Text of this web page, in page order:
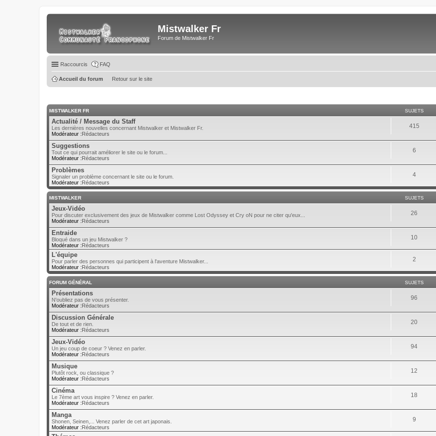
Mistwalker Fr
Forum de Mistwalker Fr
Raccourcis FAQ
Retour sur le site
Accueil du forum
MISTWALKER FR SUJETS
Actualité / Message du Staff
Les dernières nouvelles concernant Mistwalker et Mistwalker Fr.
Modérateur :Rédacteurs
415
Suggestions
Tout ce qui pourrait améliorer le site ou le forum...
Modérateur :Rédacteurs
6
Problèmes
Signaler un problème concernant le site ou le forum.
Modérateur :Rédacteurs
4
MISTWALKER SUJETS
Jeux-Vidéo
Pour discuter exclusivement des jeux de Mistwalker comme Lost Odyssey et Cry oN pour ne citer qu'eux...
Modérateur :Rédacteurs
26
Entraide
Bloqué dans un jeu Mistwalker ?
Modérateur :Rédacteurs
10
L'équipe
Pour parler des personnes qui participent à l'aventure Mistwalker...
Modérateur :Rédacteurs
2
FORUM GÉNÉRAL SUJETS
Présentations
N'oubliez pas de vous présenter.
Modérateur :Rédacteurs
96
Discussion Générale
De tout et de rien.
Modérateur :Rédacteurs
20
Jeux-Vidéo
Un jeu coup de coeur ? Venez en parler.
Modérateur :Rédacteurs
94
Musique
Plutôt rock, ou classique ?
Modérateur :Rédacteurs
12
Cinéma
Le 7ème art vous inspire ? Venez en parler.
Modérateur :Rédacteurs
18
Manga
Shonen, Seinen,... Venez parler de cet art japonais.
Modérateur :Rédacteurs
9